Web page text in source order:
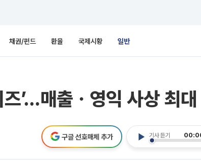
채권/펀드 환율 국제시황 일반
’…매출ㆍ영익 사상 최대
기사 듣기
구글 선호매체 추가